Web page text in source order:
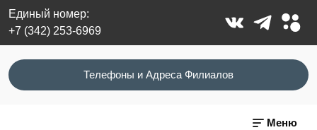
Единый номер:
+7 (342) 253-6969
Телефоны и Адреса Филиалов
Меню